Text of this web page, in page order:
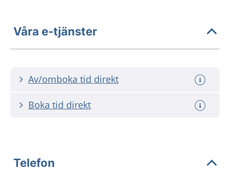
Våra e-tjänster
Av/omboka tid direkt
Boka tid direkt
Telefon